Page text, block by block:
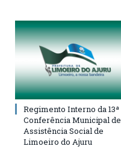
Regimento Interno da 13ª
Conferência Municipal de
Assistência Social de
Limoeiro do Ajuru